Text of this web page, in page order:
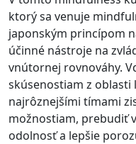
ktorý sa venuje
japonským princípom
účinné nástroje na
vnútornej rovnováhy.
skúsenostiam z oblasti
najrôznejšími tímami
možnostiam, prebudiť
odolnosť a lepšie